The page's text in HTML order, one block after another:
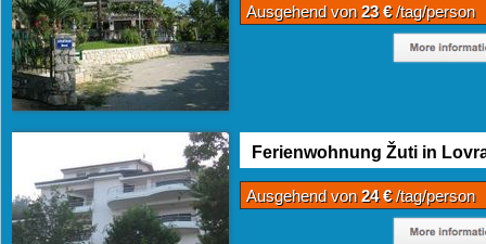
Ausgehend von23 €/tag/person
Ferienwohnung Žuti in
Ausgehend von24 €/tag/person